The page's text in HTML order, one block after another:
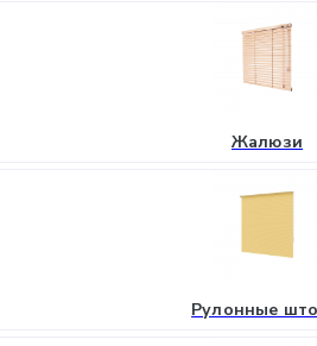
Жалюзи
Рулонные